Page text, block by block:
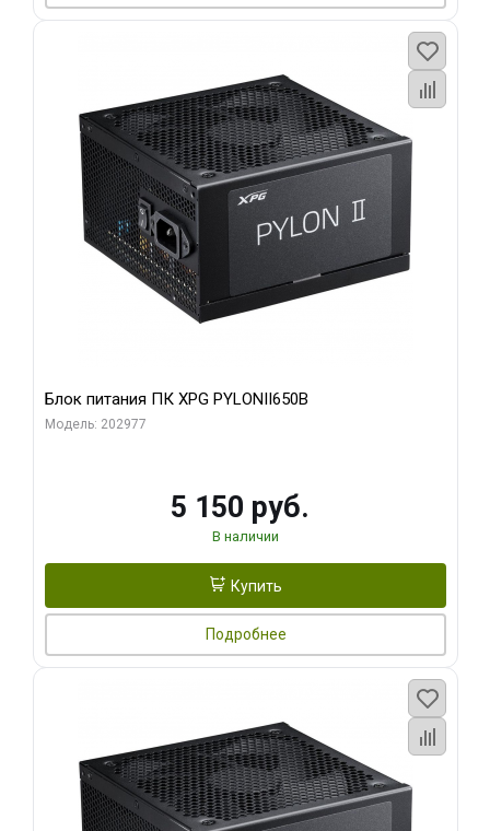
Блок питания ПК XPG PYLONII650B
Модель: 202977
5 150 руб.
В наличии
Купить
Подробнее